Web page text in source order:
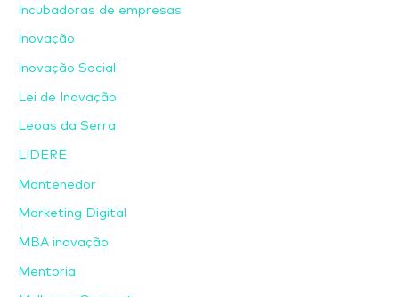
Incubadoras de empresas
Inovação
Inovação Social
Lei de Inovação
Leoas da Serra
LIDERE
Mantenedor
Marketing Digital
MBA inovação
Mentoria